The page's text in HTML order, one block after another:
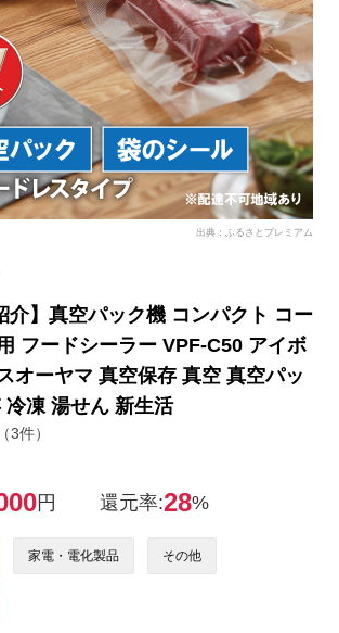
出典：ふるさとプレミアム
介】真空パック機 コンパクト コー
フードシーラー VPF-C50 アイボ
オーヤマ 真空保存 真空 真空パッ
冷凍 湯せん 新生活
3件）
円 還元率:28%
家電・電化製品 その他